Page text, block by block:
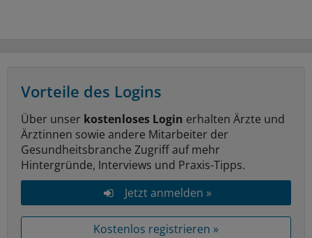
Vorteile des Logins
Über unser kostenloses Login erhalten Ärzte und
Ärztinnen sowie andere Mitarbeiter der
Gesundheitsbranche Zugriff auf mehr
Hintergründe, Interviews und Praxis-Tipps.
Jetzt anmelden »
Kostenlos registrieren »